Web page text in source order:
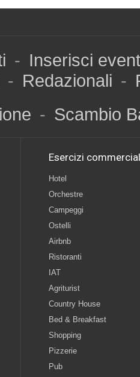
- Inserisci
- Redazionali -
- Scambio
Esercizi
Hotel
Orchestre
Campeggi
Ostelli
Airbnb
Ristoranti
IAT
Agriturist
Country House
Bed & Breakfast
Shopping
Pizzerie
Pub